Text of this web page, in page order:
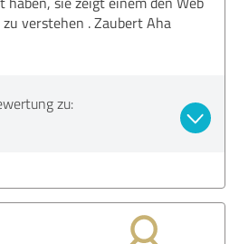
verstehen . Zaubert Aha
zu: